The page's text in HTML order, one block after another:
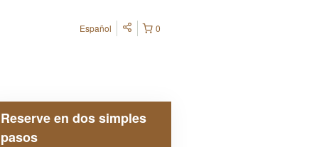
0
Español
Reserve en dos simples
pasos